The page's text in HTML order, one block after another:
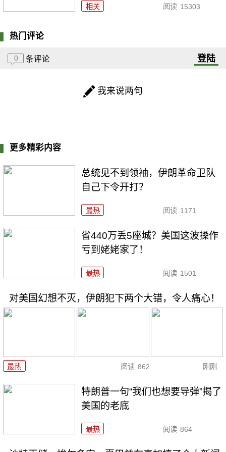
相关 阅读 15303
热门评论
0 条评论 登陆
我来说两句
更多精彩内容
总统见不到领袖，伊朗革命卫队
自己下令开打？
最热 阅读 1171
省440万丢5座城？美国这波操作
亏到姥姥家了！
最热 阅读 1501
对美国幻想不灭，伊朗犯下两个大错，令人痛心！
最热 阅读 862 刚刚
特朗普一句“我们也想要导弹”揭了
美国的老底
最热 阅读 864